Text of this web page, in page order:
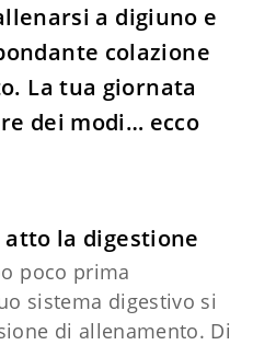
a digiuno e
colazione
La tua giornata
dei modi… ecco
la digestione
poco prima
sistema digestivo si
di allenamento. Di